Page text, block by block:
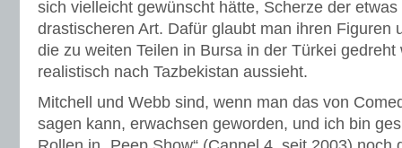
sich vielleicht gewünscht hätte, Scherze der
drastischeren Art. Dafür glaubt man ihren Figuren
die zu weiten Teilen in Bursa in der Türkei
realistisch nach Tazbekistan aussieht.
Mitchell und Webb sind, wenn man das von
sagen kann, erwachsen geworden, und ich bin